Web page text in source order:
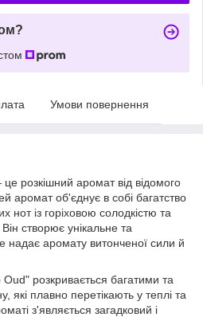
Умови повернення
розкішний аромат від відомого
аромат об'єднує в собі багатство
нот із горіховою солодкістю та
створює унікальне та
надає аромату витонченої сили й
розкривається багатими та
плавно перетікають у теплі та
з'являється загадковий і